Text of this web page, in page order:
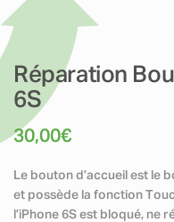
Réparation
6S
30,00€
Le bouton d’accueil est le
et possède la fonction
l’iPhone 6S est bloqué, ne